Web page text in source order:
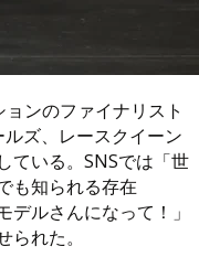
ンのファイナリスト
ズ、レースクイーン
ている。SNSでは「世
も知られる存在
ルさんになって！」
れた。